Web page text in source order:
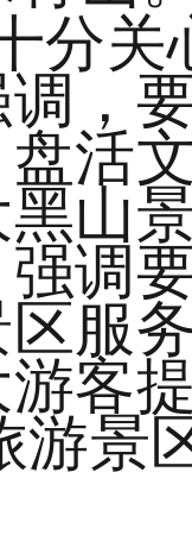
分关
，
活
山
调
服
客
游景